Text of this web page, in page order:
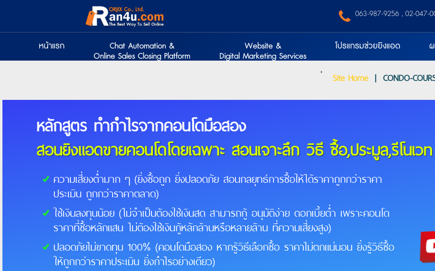
‭ 063-987-9256‬ , 02-047-
หน้าแรก
Chat Automation &
Online Sales Closing Platform
Website &
Digital Marketing Services
โปรแกรมช่วยยิงแอด
Site Home| CONDO-
หลักสูตร ทำกำไรจากคอนโดมือสอง
สอนยิงแอดขายคอนโดโดยเฉพาะ สอนเจาะลึก วิธี ซื้อ,ประมูล,รีโนเวท
ความเสี่ยงต่ำมาก ๆ (ยิ่งซื้อถูก ยิ่งปลอดภัย สอนกลยุทธ์การซื้อให้ได้ราคาถูกกว่าราคา
ประเมิน ถูกกว่าราคาตลาด)
ใช้เงินลงทุนน้อย (ไม่จำเป็นต้องใช้เงินสด สามารถกู้ อนุมัติง่าย ดอกเบี้ยต่ำ เพราะคอนโด
ราคาที่ซื้อหลักแสน ไม่ต้องใช้เงินกู้หลักล้านหรือหลายล้าน ที่ความเสี่ยงสูง)
ปลอดภัยไม่ขาดทุน 100% (คอนโดมือสอง หากรู้วิธีเลือกซื้อ ราคาไม่ตกแน่นอน ยิ่งรู้วิธีซื้อ
ให้ถูกกว่าราคาประเมิน ยิ่งกำไรอย่างเดียว)